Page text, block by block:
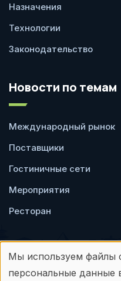
Назначения
Технологии
Законодательство
Новости по темам
Международный рынок
Поставщики
Гостиничные сети
Мероприятия
Ресторан
Мы используем файлы
персональные данные